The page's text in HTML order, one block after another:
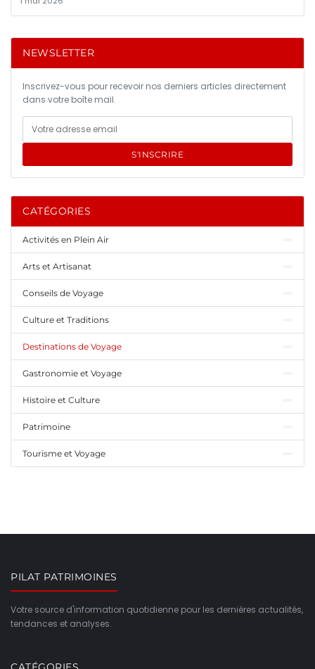
NEWSLETTER
Inscrivez-vous pour recevoir nos derniers articles directement
dans votre boîte mail.
S'INSCRIRE
CATÉGORIES
Activités en Plein Air
Arts et Artisanat
Conseils de Voyage
Culture et Traditions
Destinations de Voyage
Gastronomie et Voyage
Histoire et Culture
Patrimoine
Tourisme et Voyage
PILAT PATRIMOINES
Votre source d'information quotidienne pour les dernières actualités,
tendances et analyses.